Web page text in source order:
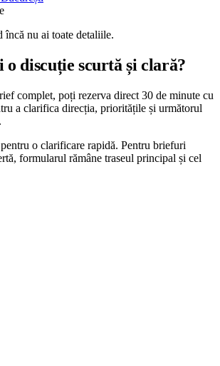
încă nu ai toate detaliile.
discuție scurtă și clară?
complet, poți rezerva direct 30 de minute cu
a clarifica direcția, prioritățile și următorul
o clarificare rapidă. Pentru briefuri
formularul rămâne traseul principal și cel